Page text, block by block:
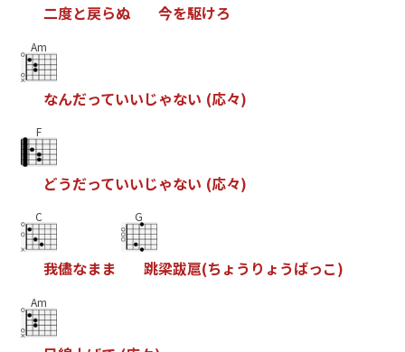
二度と戻らぬ 今を駆けろ
Am
なんだっていいじゃない (応々)
F
どうだっていいじゃない (応々)
C
我儘なまま
G
跳梁跋扈(ちょ う り ょ うばっこ)
Am